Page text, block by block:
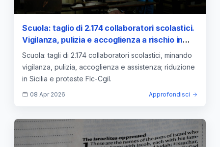
Scuola: taglio di 2.174 collaboratori scolastici.
Vigilanza, pulizia e accoglienza a rischio in
Sicilia
Scuola: tagli di 2.174 collaboratori scolastici, minando
vigilanza, pulizia, accoglienza e assistenza; riduzione
in Sicilia e proteste Flc-Cgil.
08 Apr 2026 Approfondisci